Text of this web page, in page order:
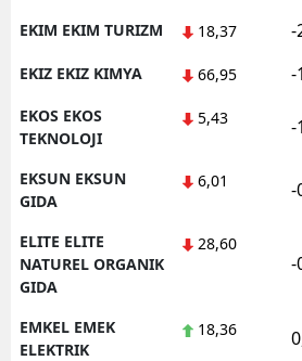
EKIM EKIM TURIZM 18,37 -
EKIZ EKIZ KIMYA 66,95 -
EKOS EKOS
TEKNOLOJI
5,43 -
EKSUN EKSUN
GIDA
6,01 -
ELITE ELITE
NATUREL ORGANIK
GIDA
28,60
-
EMKEL EMEK
ELEKTRIK
18,36